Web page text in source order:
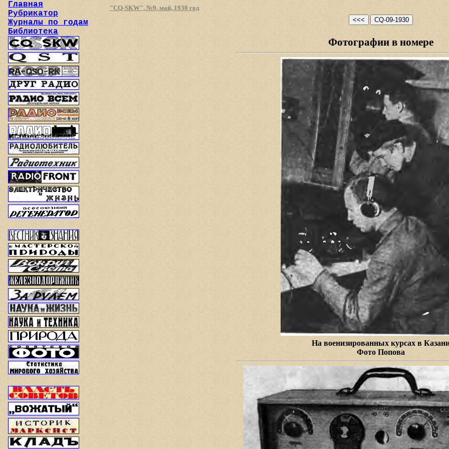
Главная
Рубрикатор
Журналы по годам
Библиотека
"CQ-SKW", №9, май, 1930 год
Фотографии в номере
На военизированных курсах в
Фото Попова